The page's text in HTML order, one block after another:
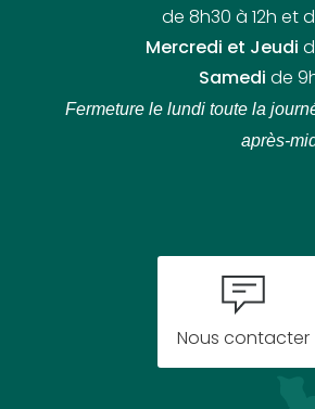
de 8h30 à 12h et
Mercredi et Jeudi
Samedi de
Fermeture le lundi toute la
après-
Nous contacter